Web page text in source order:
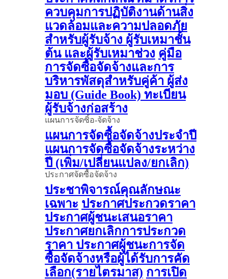
ควบคุมการปฏิบัติงานด้านสิ่ง
แวดล้อมและความปลอดภัย
สำหรับผู้รับจ้าง ผู้รับเหมาชั้น
ต้น และผู้รับเหมาช่วง คู่มือ
การจัดซื้อจัดจ้างและการ
บริหารพัสดุสำหรับคู่ค้า ผู้ส่ง
มอบ (Guide Book) ทะเบียน
ผู้รับจ้างก่อสร้าง
แผนการจัดซิ้อ-จัดจ้าง
แผนการจัดซื้อจัดจ้างประจำปี
แผนการจัดซื้อจัดจ้างระหว่าง
ปี (เพิ่ม/เปลี่ยนแปลง/ยกเลิก)
ประกาศจัดซื้อจัดจ้าง
ประชาพิจารณ์คุณลักษณะ
เฉพาะ ประกาศประกวดราคา
ประกาศผู้ชนะเสนอราคา
ประกาศยกเลิกการประกวด
ราคา ประกาศผู้ชนะการจัด
ซื้อจัดจ้างหรือผู้ได้รับการคัด
เลือก(รายไตรมาส) การเปิด